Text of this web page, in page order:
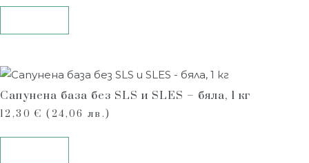
Сапунена база без SLS и SLES – бяла, 1 кг
12,30€ (24,06 лв.)